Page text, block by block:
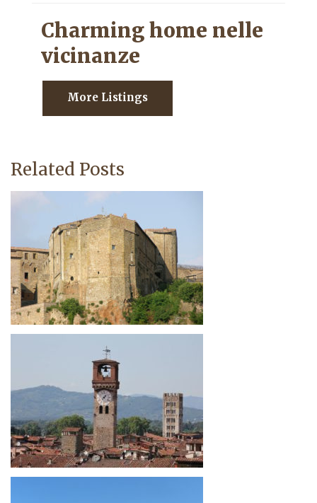
Charming home nelle
vicinanze
More Listings
Related Posts